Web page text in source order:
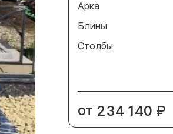
Арка
Блины
Столбы
от 234 140 ₽